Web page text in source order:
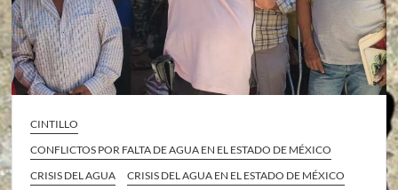
CINTILLO
CONFLICTOS POR FALTA DE AGUA EN EL ESTADO DE MÉXICO
CRISIS DEL AGUA
CRISIS DEL AGUA EN EL ESTADO DE MÉXICO